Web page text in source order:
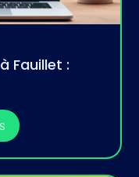
Fauillet :